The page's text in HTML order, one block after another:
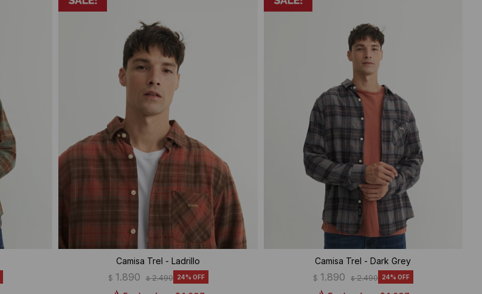
Camisa Trel - Ladrillo
$ 1.890 $ 2.490 24
Camisa Trel - Dark Grey
$ 1.890 $ 2.490 24